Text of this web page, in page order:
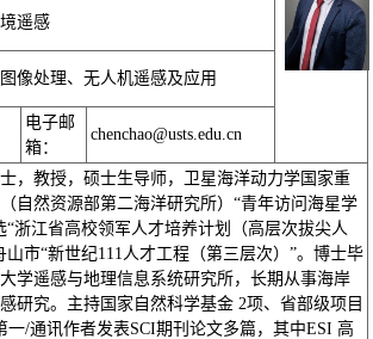
遥感
像处理、无人机遥感及应用
电子邮
箱：
chenchao@usts.edu.cn
，教授，硕士生导师，卫星海洋动力学国家重
自然资源部第二海洋研究所）“青年访问海星学
“浙江省高校领军人才培养计划（高层次拔尖人
山市“新世纪111人才工程（第三层次）”。博士毕
学遥感与地理信息系统研究所，长期从事海岸
研究。主持国家自然科学基金 2项、省部级项目
一/通讯作者发表SCI期刊论文多篇，其中ESI 高